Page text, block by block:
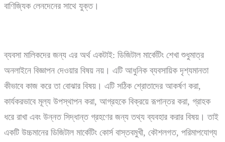
বাণিজ্যিক লেনদেনের সাথে যুক্ত।
ব্যবসা মালিকদের জন্য এর অর্থ একটাই: ডিজিটাল মার্কেটিং শেখা শুধুমাত্র
অনলাইনে বিজ্ঞাপন দেওয়ার বিষয় নয়। এটি আধুনিক ব্যবসায়িক দৃশ্যমানতা
কীভাবে কাজ করে তা বোঝার বিষয়। এটি সঠিক শ্রোতাদের আকর্ষণ করা,
কার্যকরভাবে মূল্য উপস্থাপন করা, আগ্রহকে বিক্রয়ে রূপান্তর করা, গ্রাহক
ধরে রাখা এবং উন্নত সিদ্ধান্ত গ্রহণের জন্য তথ্য ব্যবহার করার বিষয়। তাই
একটি উচ্চমানের ডিজিটাল মার্কেটিং কোর্স বাস্তবমুখী, কৌশলগত, পরিমাপযোগ্য